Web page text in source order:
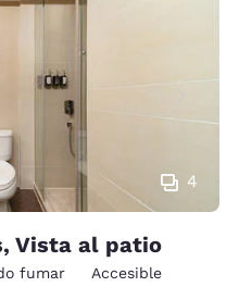
4
Vista al patio
fumar
Accesible